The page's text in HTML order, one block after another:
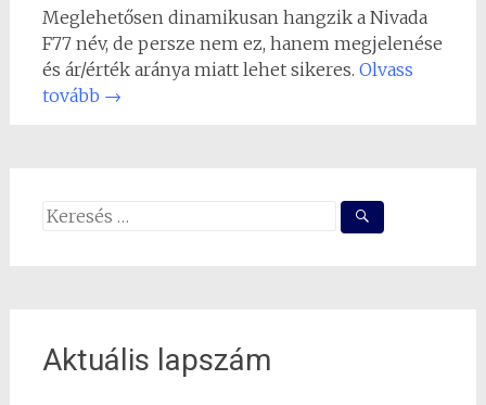
Meglehetősen dinamikusan hangzik a Nivada
F77 név, de persze nem ez, hanem megjelenése
és ár/érték aránya miatt lehet sikeres. Olvass
tovább →
Search
Aktuális lapszám